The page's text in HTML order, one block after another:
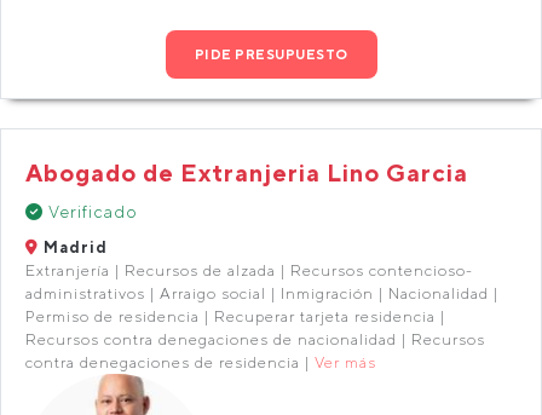
PIDE PRESUPUESTO
Abogado de Extranjeria Lino Garcia
Verificado
Madrid
Extranjería | Recursos de alzada | Recursos contencioso-
administrativos | Arraigo social | Inmigración | Nacionalidad |
Permiso de residencia | Recuperar tarjeta residencia |
Recursos contra denegaciones de nacionalidad | Recursos
contra denegaciones de residencia | Ver más